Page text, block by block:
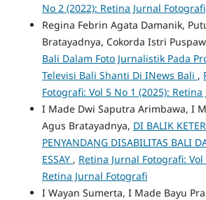
No 2 (2022): Retina Jurnal Fotografi
Regina Febrin Agata Damanik,
Bratayadnya, Cokorda Istri
Bali Dalam Foto Jurnalistik Pada
Televisi Bali Shanti Di INews Bali ,
Fotografi: Vol 5 No 1 (2025):
I Made Dwi Saputra Arimbawa, I
Agus Bratayadnya, DI BALIK
PENYANDANG DISABILITAS BALI
ESSAY , Retina Jurnal Fotografi: Vol
Retina Jurnal Fotografi
I Wayan Sumerta, I Made Bayu